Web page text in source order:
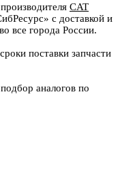
CAT
с доставкой и
все города России.
поставки запчасти
аналогов по